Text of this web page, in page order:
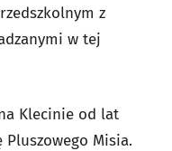
z
w tej
Klecinie od lat
Misia.